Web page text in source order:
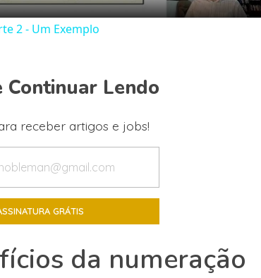
2 - Um Exemplo
Continuar Lendo
receber artigos e jobs!
da numeração